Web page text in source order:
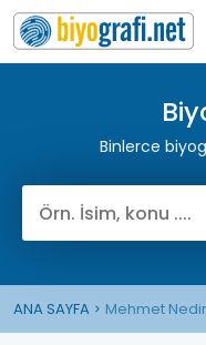
Binlerce
ANA SAYFA Mehmet